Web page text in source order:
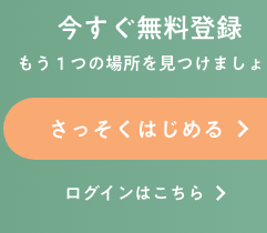
今すぐ無料登録
もう１つの場所を見つけまし
さっそくはじめる keyboard_arrow_right
ログインはこちら keyboard_arrow_right